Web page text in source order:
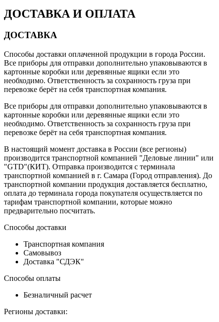
ДОСТАВКА И ОПЛАТА
ДОСТАВКА
Способы доставки оплаченной продукции в города России.
Все приборы для отправки дополнительно упаковываются в
картонные коробки или деревянные ящики если это
необходимо. Ответственность за сохранность груза при
перевозке берёт на себя транспортная компания.
Все приборы для отправки дополнительно упаковываются в
картонные коробки или деревянные ящики если это
необходимо. Ответственность за сохранность груза при
перевозке берёт на себя транспортная компания.
В настоящий момент доставка в России (все регионы)
производится транспортной компанией "Деловые линии" или
"GTD"(КИТ). Отправка производится с терминала
транспортной компанией в г. Самара (Город отправления). До
транспортной компании продукция доставляется бесплатно,
оплата до терминала города покупателя осуществляется по
тарифам транспортной компании, которые можно
предварительно посчитать.
Способы доставки
Транспортная компания
Самовывоз
Доставка "СДЭК"
Способы оплаты
Безналичный расчет
Регионы доставки: